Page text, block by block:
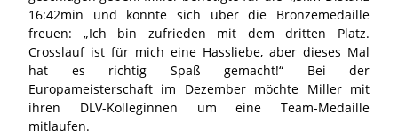
16:42min und konnte sich über die Bronzemedaille
freuen: „Ich bin zufrieden mit dem dritten Platz.
Crosslauf ist für mich eine Hassliebe, aber dieses Mal
hat es richtig Spaß gemacht!“ Bei der
Europameisterschaft im Dezember möchte Miller mit
ihren DLV-Kolleginnen um eine Team-Medaille
mitlaufen.